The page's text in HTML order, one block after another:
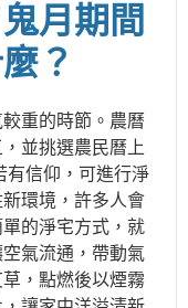
鬼月期間
？
重的時節。農曆
並挑選農民曆上
有信仰，可進行淨
環境，許多人會
的淨宅方式，就
氣流通，帶動氣
，點燃後以煙霧